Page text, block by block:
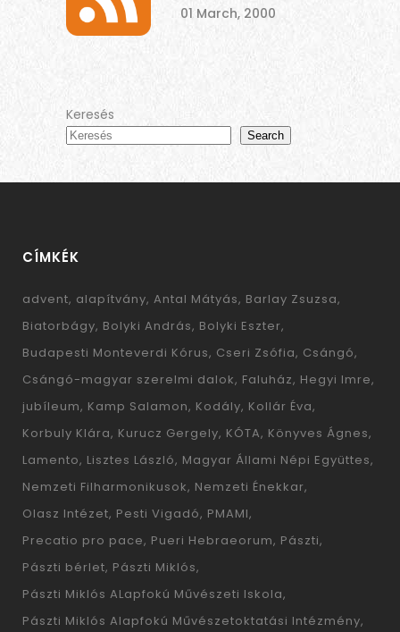
01 March, 2000
Keresés
Search
CÍMKÉK
advent alapítvány Antal Mátyás Barlay Zsuzsa
Biatorbágy Bolyki András Bolyki Eszter
Budapesti Monteverdi Kórus Cseri Zsófia Csángó
Csángó-magyar szerelmi dalok Faluház Hegyi Imre
jubíleum Kamp Salamon Kodály Kollár Éva
Korbuly Klára Kurucz Gergely KÓTA Könyves Ágnes
Lamento Lisztes László Magyar Állami Népi Együttes
Nemzeti Filharmonikusok Nemzeti Énekkar
Olasz Intézet Pesti Vigadó PMAMI
Precatio pro pace Pueri Hebraeorum Pászti
Pászti bérlet Pászti Miklós
Pászti Miklós ALapfokú Művészeti Iskola
Pászti Miklós Alapfokú Művészetoktatási Intézmény